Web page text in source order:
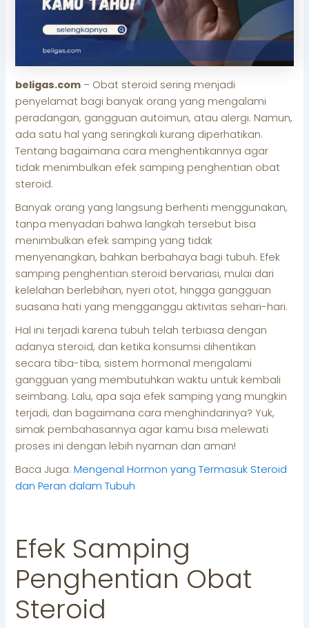
beligas.com – Obat steroid sering menjadi
penyelamat bagi banyak orang yang mengalami
peradangan, gangguan autoimun, atau alergi. Namun,
ada satu hal yang seringkali kurang diperhatikan.
Tentang bagaimana cara menghentikannya agar
tidak menimbulkan efek samping penghentian obat
steroid.
Banyak orang yang langsung berhenti menggunakan,
tanpa menyadari bahwa langkah tersebut bisa
menimbulkan efek samping yang tidak
menyenangkan, bahkan berbahaya bagi tubuh. Efek
samping penghentian steroid bervariasi, mulai dari
kelelahan berlebihan, nyeri otot, hingga gangguan
suasana hati yang mengganggu aktivitas sehari-hari.
Hal ini terjadi karena tubuh telah terbiasa dengan
adanya steroid, dan ketika konsumsi dihentikan
secara tiba-tiba, sistem hormonal mengalami
gangguan yang membutuhkan waktu untuk kembali
seimbang. Lalu, apa saja efek samping yang mungkin
terjadi, dan bagaimana cara menghindarinya? Yuk,
simak pembahasannya agar kamu bisa melewati
proses ini dengan lebih nyaman dan aman!
Baca Juga:Mengenal Hormon yang Termasuk Steroid
dan Peran dalam Tubuh
Efek Samping
Penghentian Obat
Steroid